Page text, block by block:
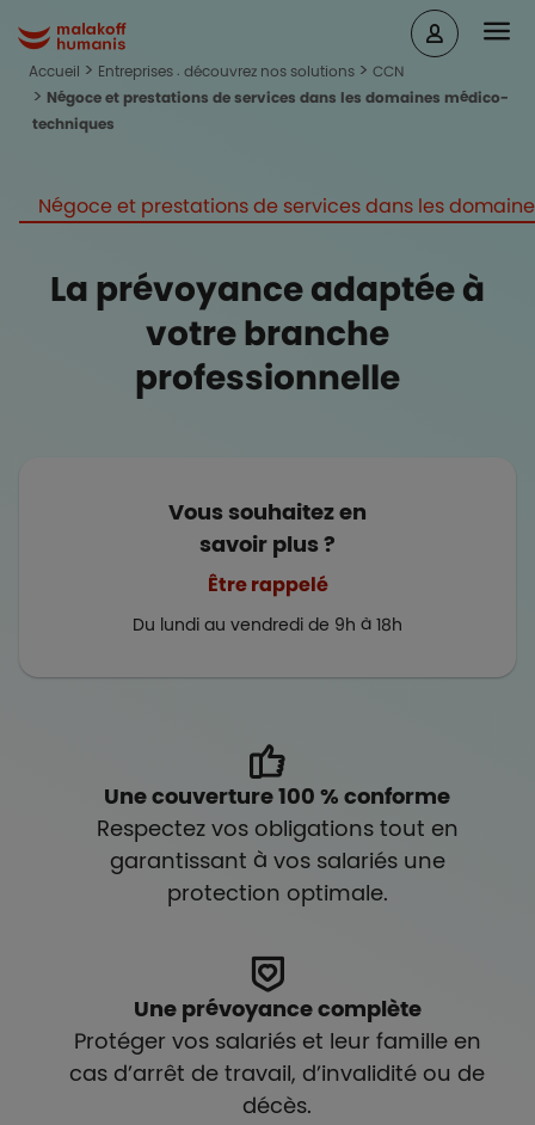
Malakoff Humanis Accueil
Accueil Entreprises : découvrez nos solutions
CCN
Négoce et prestations de services dans les domaines médico-
techniques
Négoce et prestations de services dans les
La prévoyance adaptée à
votre branche
professionnelle
Vous souhaitez en
savoir plus ?
Être rappelé
Du lundi au vendredi de 9h à 18h
Une couverture 100 % conforme
Respectez vos obligations tout en
garantissant à vos salariés une
protection optimale.
Une prévoyance complète
Protéger vos salariés et leur famille en
cas d’arrêt de travail, d’invalidité ou de
décès.